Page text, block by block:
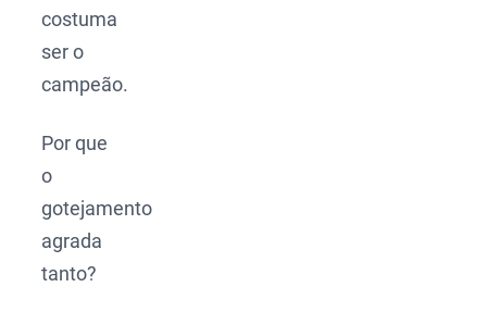
costuma
ser o
campeão.
Por que
o
gotejamento
agrada
tanto?